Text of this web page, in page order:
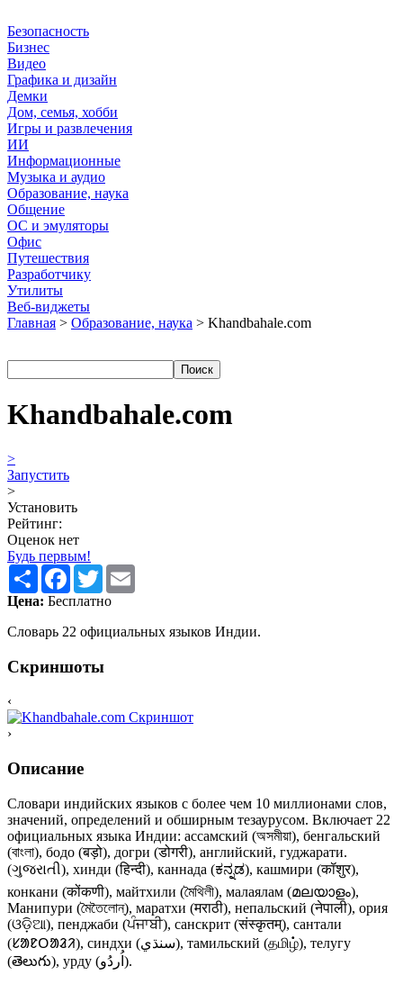
Безопасность
Бизнес
Видео
Графика и дизайн
Демки
Дом, семья, хобби
Игры и развлечения
ИИ
Информационные
Музыка и аудио
Образование, наука
Общение
ОС и эмуляторы
Офис
Путешествия
Разработчику
Утилиты
Веб-виджеты
Главная > Образование, наука > Khandbahale.com
Khandbahale.com
>
Запустить
>
Установить
Рейтинг:
Оценок нет
Будь первым!
Share Facebook
Twitter
Цена: Бесплатно
Словарь 22 официальных языков Индии.
Скриншоты
‹
›
Описание
Словари индийских языков с более чем 10 миллионами слов,
значений, определений и обширным тезаурусом. Включает 22
официальных языка Индии: ассамский (অসমীয়া), бенгальский
(বাংলা), бодо (बड़ो), догри (डोगरी), английский, гуджарати.
(ગુજરાતી), хинди (हिन्दी), каннада (ಕನ್ನಡ), кашмири (कॉशुर),
конкани (कोंकणी), майтхили (মৈথিলী), малаялам (മലയാളം),
Манипури (মৈতৈলোন্), маратхи (मराठी), непальский (नेपाली), ория
(ଓଡ଼ିଆ), пенджаби (ਪੰਜਾਬੀ), санскрит (संस्कृतम्), сантали
(ᱥᱟᱱᱛᱟᱲᱤ), синдхи (سنڌي), тамильский (தமிழ்), телугу
(తెలుగు), урду (اُردُو).